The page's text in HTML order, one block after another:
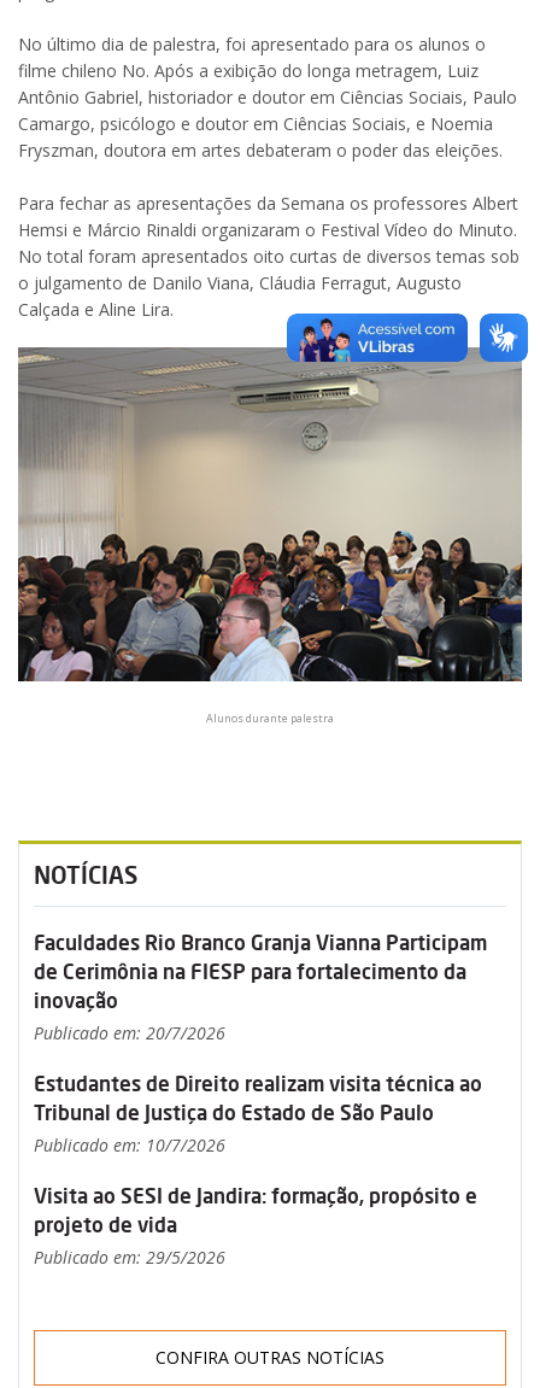
No último dia de palestra, foi apresentado para os alunos o
filme chileno No. Após a exibição do longa metragem, Luiz
Antônio Gabriel, historiador e doutor em Ciências Sociais, Paulo
Camargo, psicólogo e doutor em Ciências Sociais, e Noemia
Fryszman, doutora em artes debateram o poder das eleições.
Para fechar as apresentações da Semana os professores Albert
Hemsi e Márcio Rinaldi organizaram o Festival Vídeo do Minuto.
No total foram apresentados oito curtas de diversos temas sob
o julgamento de Danilo Viana, Cláudia Ferragut, Augusto
Calçada e Aline Lira.
Alunos durante palestra
NOTÍCIAS
Faculdades Rio Branco Granja Vianna Participam
de Cerimônia na FIESP para fortalecimento da
inovação
Publicado em: 20/7/2026
Estudantes de Direito realizam visita técnica ao
Tribunal de Justiça do Estado de São Paulo
Publicado em: 10/7/2026
Visita ao SESI de Jandira: formação, propósito e
projeto de vida
Publicado em: 29/5/2026
CONFIRA OUTRAS NOTÍCIAS